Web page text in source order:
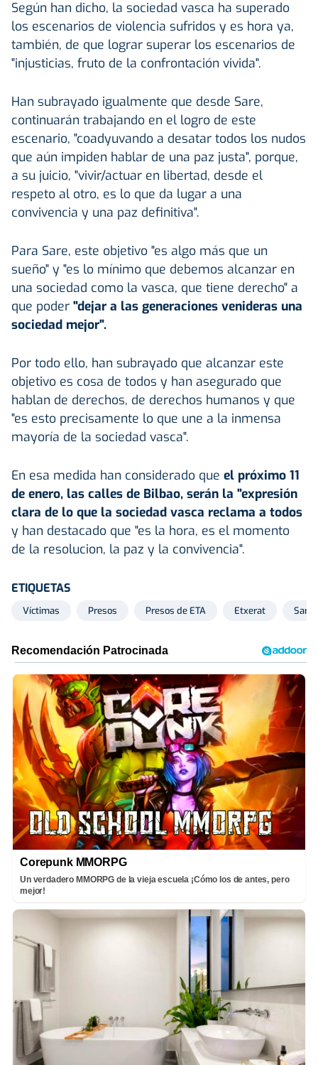
Según han dicho, la sociedad vasca ha superado
los escenarios de violencia sufridos y es hora ya,
también, de que lograr superar los escenarios de
"injusticias, fruto de la confrontación vivida".
Han subrayado igualmente que desde Sare,
continuarán trabajando en el logro de este
escenario, "coadyuvando a desatar todos los nudos
que aún impiden hablar de una paz justa", porque,
a su juicio, "vivir/actuar en libertad, desde el
respeto al otro, es lo que da lugar a una
convivencia y una paz definitiva".
Para Sare, este objetivo "es algo más que un
sueño" y "es lo mínimo que debemos alcanzar en
una sociedad como la vasca, que tiene derecho" a
que poder "dejar a las generaciones venideras una
sociedad mejor".
Por todo ello, han subrayado que alcanzar este
objetivo es cosa de todos y han asegurado que
hablan de derechos, de derechos humanos y que
"es esto precisamente lo que une a la inmensa
mayoría de la sociedad vasca".
En esa medida han considerado que el próximo 11
de enero, las calles de Bilbao, serán la "expresión
clara de lo que la sociedad vasca reclama a todos
y han destacado que "es la hora, es el momento
de la resolucion, la paz y la convivencia".
ETIQUETAS
Víctimas Presos Presos de ETA Etxerat Sare
Corepunk MMORPG
Un verdadero MMORPG de la vieja escuela ¡Cómo los de antes, pero
mejor!